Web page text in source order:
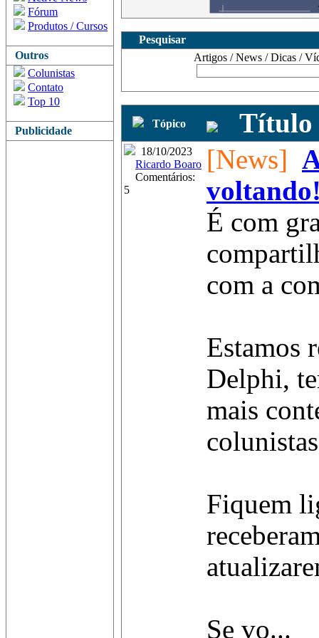
Fórum
Produtos / Cursos
Outros
Colunistas
Contato
Top 10
Publicidade
Pesquisar
Artigos / News / Dicas /
Tópico Título
18/10/2023
Ricardo Boaro
Comentários:
5
[News]
É com
com a
Estamos
Delphi,
mais
Fiquem
Se vo...